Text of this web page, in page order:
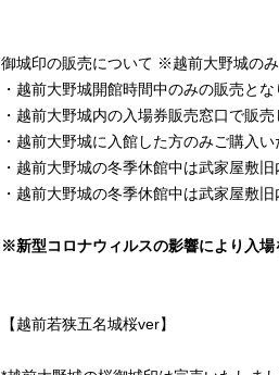
御城印の販売について ※越前大野城のみ
・越前大野城開館時間中のみの販売
・越前大野城内の入場券販売窓口で販売
・越前大野城に入館した方のみご購入い
・越前大野城の冬季休館中は武家屋敷旧
・越前大野城の冬季休館中は武家屋敷
※新型コロナウィルスの影響により入場
【越前若狭五名城桜ver】